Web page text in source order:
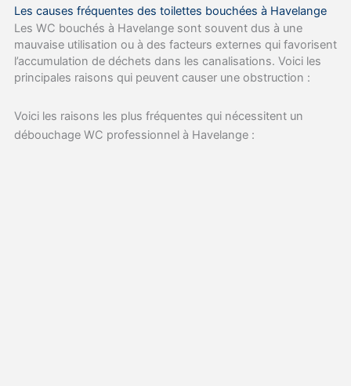
Les causes fréquentes des toilettes bouchées à Havelange
Les WC bouchés à Havelange sont souvent dus à une
mauvaise utilisation ou à des facteurs externes qui favorisent
l’accumulation de déchets dans les canalisations. Voici les
principales raisons qui peuvent causer une obstruction :
Voici les raisons les plus fréquentes qui nécessitent un
débouchage WC professionnel à Havelange :